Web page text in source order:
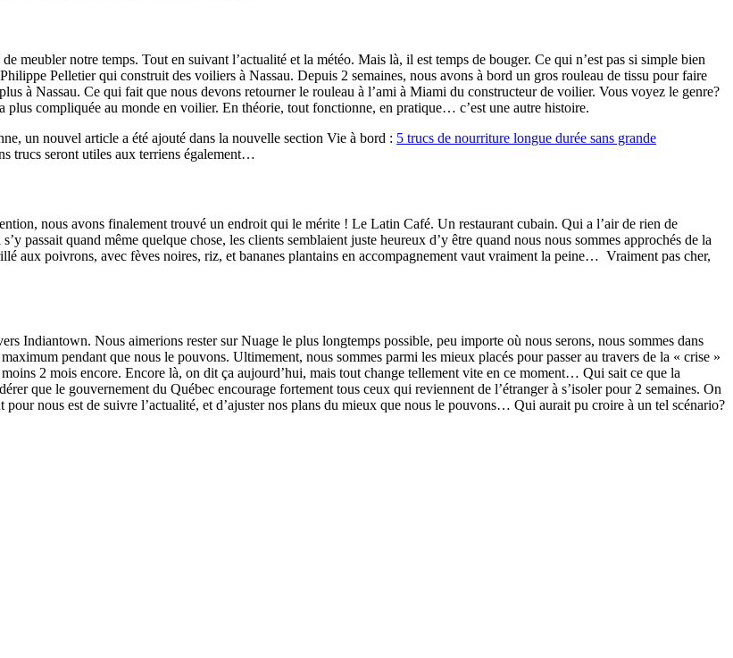
meubler notre temps. Tout en suivant l’actualité et la météo. Mais là, il est temps de bouger. Ce qui n’est pas si simple bien
Pelletier qui construit des voiliers à Nassau. Depuis 2 semaines, nous avons à bord un gros rouleau de tissu pour faire
à Nassau. Ce qui fait que nous devons retourner le rouleau à l’ami à Miami du constructeur de voilier. Vous voyez le genre?
compliquée au monde en voilier. En théorie, tout fonctionne, en pratique… c’est une autre histoire.
un nouvel article a été ajouté dans la nouvelle section Vie à bord : 5 trucs de nourriture longue durée sans grande
trucs seront utiles aux terriens également…
nous avons finalement trouvé un endroit qui le mérite ! Le Latin Café. Un restaurant cubain. Qui a l’air de rien de
passait quand même quelque chose, les clients semblaient juste heureux d’y être quand nous nous sommes approchés de la
aux poivrons, avec fèves noires, riz, et bananes plantains en accompagnement vaut vraiment la peine… Vraiment pas cher,
Indiantown. Nous aimerions rester sur Nuage le plus longtemps possible, peu importe où nous serons, nous sommes dans
pendant que nous le pouvons. Ultimement, nous sommes parmi les mieux placés pour passer au travers de la « crise »
2 mois encore. Encore là, on dit ça aujourd’hui, mais tout change tellement vite en ce moment… Qui sait ce que la
que le gouvernement du Québec encourage fortement tous ceux qui reviennent de l’étranger à s’isoler pour 2 semaines. On
nous est de suivre l’actualité, et d’ajuster nos plans du mieux que nous le pouvons… Qui aurait pu croire à un tel scénario?